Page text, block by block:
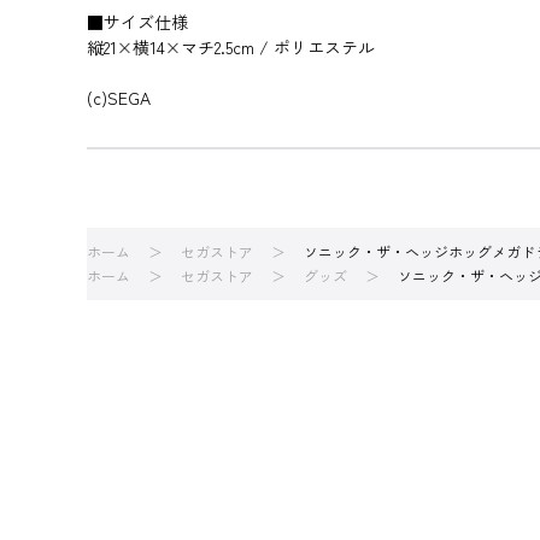
■サイズ仕様
縦21×横14×マチ2.5cm / ポリエステル
(c)SEGA
ホーム セガストア
ソニック・ザ・ヘッジホッグメガ
ホーム
セガストア グッズ ソニック・ザ・ヘッ